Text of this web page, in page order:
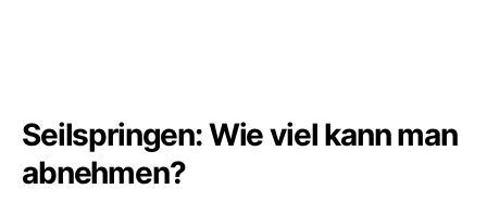
Seilspringen: Wie viel kann man
abnehmen?